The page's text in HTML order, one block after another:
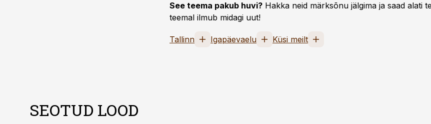
See teema pakub huvi? Hakka neid märksõnu jälgima ja saad alati
teemal ilmub midagi uut!
Tallinn Igapäevaelu Küsi meilt
SEOTUD LOOD